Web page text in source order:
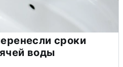
сроки
воды